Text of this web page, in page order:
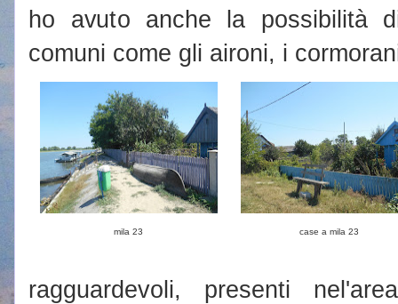
ho avuto anche la possibilità
comuni come gli aironi, i
mila 23 case a mila 23
ragguardevoli, presenti